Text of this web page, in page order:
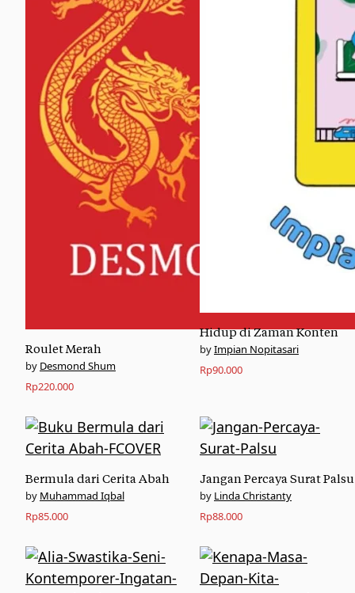
Roulet Merah
Desmond Shum
Rp220.000
Hidup di Zaman Konten
Impian Nopitasari
Rp90.000
Bermula dari Cerita Abah
Muhammad Iqbal
Rp85.000
Jangan Percaya Surat Palsu
Linda Christanty
Rp88.000